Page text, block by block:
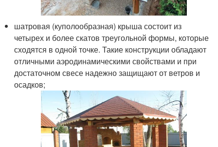
шатровая (куполообразная) крыша состоит из
четырех и более скатов треугольной формы, которые
сходятся в одной точке. Такие конструкции обладают
отличными аэродинамическими свойствами и при
достаточном свесе надежно защищают от ветров и
осадков;